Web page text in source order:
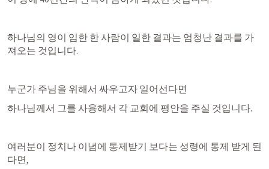
하나님의 영이 임한 한 사람이 일한 결과는 엄청난 결과를 가
져오는 것입니다.
누군가 주님을 위해서 싸우고자 일어선다면
하나님께서 그를 사용해서 각 교회에 평안을 주실 것입니다.
여러분이 정치나 이념에 통제받기 보다는 성령에 통제 받게 된
다면,